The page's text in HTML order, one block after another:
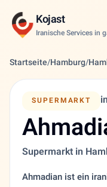
Kojast
Iranische Services in
Startseite/Hamburg/
SUPERMARKT
Supermarkt in
Ahmadian ist ein